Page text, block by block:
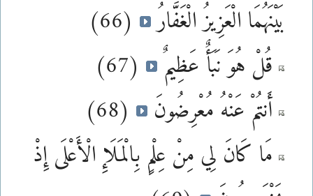
بَيْنَهُمَا الْعَزِيزُ الْغَفَّارُ
(66)
قُلْ هُوَ نَبَأٌ عَظِيمٌ
(67)
أَنتُمْ عَنْهُ مُعْرِضُونَ
(68)
مَا كَانَ لِي مِنْ عِلْمٍ بِالْمَلَإِ الْأَعْلَى إِذْ